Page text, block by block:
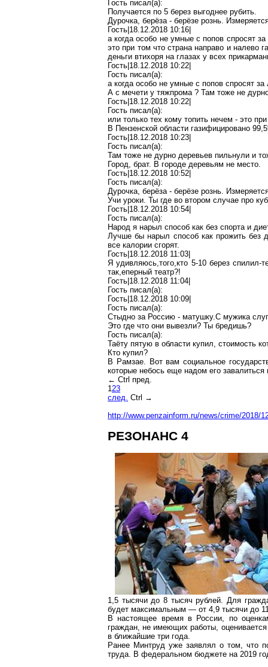
Гость писал(a):
Получается по 5 берез выгоднее рубить.
Дурочка, берёза - берёзе рознь.
Гость|18.12.2018 10:16|
а когда особо не умные с попов спросят за
это при том что страна направо и налево
деньги втихоря на глазах у всех
Гость|18.12.2018 10:22|
Гость писал(a):
а когда особо не умные с попов спросят за
А с мечети у тяжпрома? Там тоже не
Гость|18.12.2018 10:22|
Гость писал(a):
или только тех кому топить нечем - это
В Пензенской области газифицировано
Гость|18.12.2018 10:23|
Гость писал(a):
Там тоже не дурно деревьев пильнули и
Город, брат. В городе деревьям не место.
Гость|18.12.2018 10:52|
Гость писал(a):
Дурочка, берёза - берёзе рознь.
Учи уроки. Ты где во втором случае про
Гость|18.12.2018 10:54|
Гость писал(a):
Народ я нарыл способ как без спорта и
Лучше бы нарыл способкак прожить без
все калории сгорят.
Гость|18.12.2018 11:03|
Яудивляюсь,того,кто 5-10 березспилил-
так,еперный театр?!
Гость|18.12.2018 11:04|
Гость писал(a):
Гость|18.12.2018 10:09|
Гость писал(a):
Стыдно за Россию - матушку.С мужика
Это где что они вывезли? Ты бредишь?
Гость писал(a):
Таёту пятую в области купил, стоимость
Кто купил?
В Рамзае. Вот вам социальное
которые небось еще надом его
← Ctrl пред.
123
след. Ctrl →
http://www.penzainform.ru/news/crime/2018/
РЕЗОНАНС 4
1,5 тысячи до 8 тысяч рублей. Для
будет максимальным — от 4,9 тысячи до
В настоящее время в России, по
граждан, не имеющих работы,
в ближайшие три года.
Ранее Минтруд уже заявлял о том, что
труда. В федеральном бюджете на 2019